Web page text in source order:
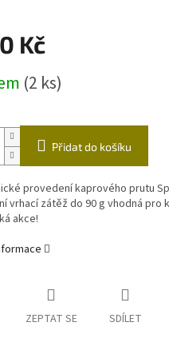
Kč
(2 ks)
Přidat do košíku
provedení kaprového prutu
vrhací zátěž do 90 g vhodná pro
akce!
ZEPTAT SE SDÍLET